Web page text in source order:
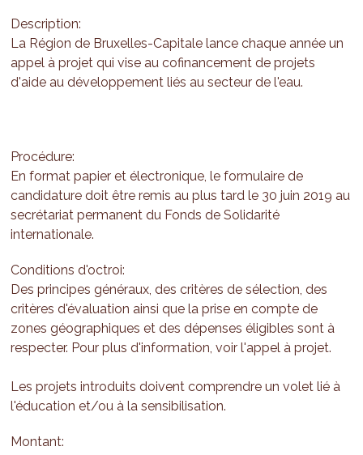
Description:
La Région de Bruxelles-Capitale lance chaque année un
appel à projet qui vise au cofinancement de projets
d'aide au développement liés au secteur de l'eau.
Procédure:
En format papier et électronique, le formulaire de
candidature doit être remis au plus tard le 30 juin 2019 au
secrétariat permanent du Fonds de Solidarité
internationale.
Conditions d'octroi:
Des principes généraux, des critères de sélection, des
critères d'évaluation ainsi que la prise en compte de
zones géographiques et des dépenses éligibles sont à
respecter. Pour plus d'information, voir l'appel à projet.
Les projets introduits doivent comprendre un volet lié à
l'éducation et/ou à la sensibilisation.
Montant: